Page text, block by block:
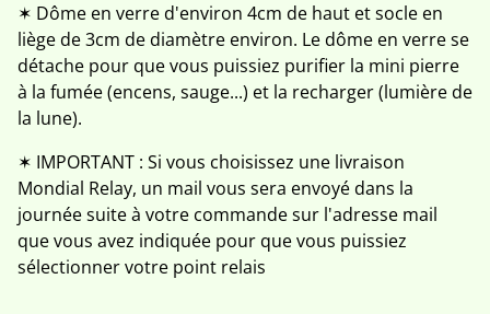
✶ Dôme en verre d'environ 4cm de haut et socle en
liège de 3cm de diamètre environ. Le dôme en verre se
détache pour que vous puissiez purifier la mini pierre
à la fumée (encens, sauge...) et la recharger (lumière de
la lune).
✶ IMPORTANT : Si vous choisissez une livraison
Mondial Relay, un mail vous sera envoyé dans la
journée suite à votre commande sur l'adresse mail
que vous avez indiquée pour que vous puissiez
sélectionner votre point relais